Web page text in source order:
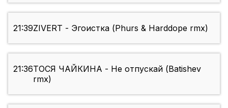
21:39ZIVERT - Эгоистка (Phurs & Harddope rmx)
21:36ТОСЯ ЧАЙКИНА - Не отпускай (Batishev
rmx)